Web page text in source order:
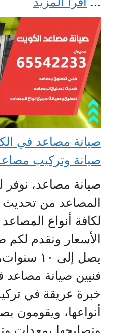
صيانة وتركيب
صيانة مصاعد، نوفر
المصاعد من تحديث
لكافة أنواع المصاعد
الأسعار ونقدم
يصل إلى
فنيين صيانة مصاعد
خبرة عريقة في
أنواعها، ويقومون